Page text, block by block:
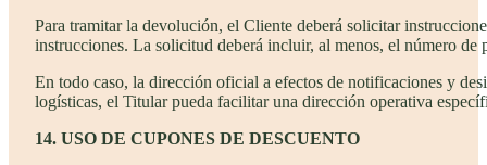
Para tramitar la devolución, el Cliente deberá solicitar
instrucciones. La solicitud deberá incluir, al menos, el número
En todo caso, la dirección oficial a efectos de notificaciones y
logísticas, el Titular pueda facilitar una dirección operativa
14. USO DE CUPONES DE DESCUENTO